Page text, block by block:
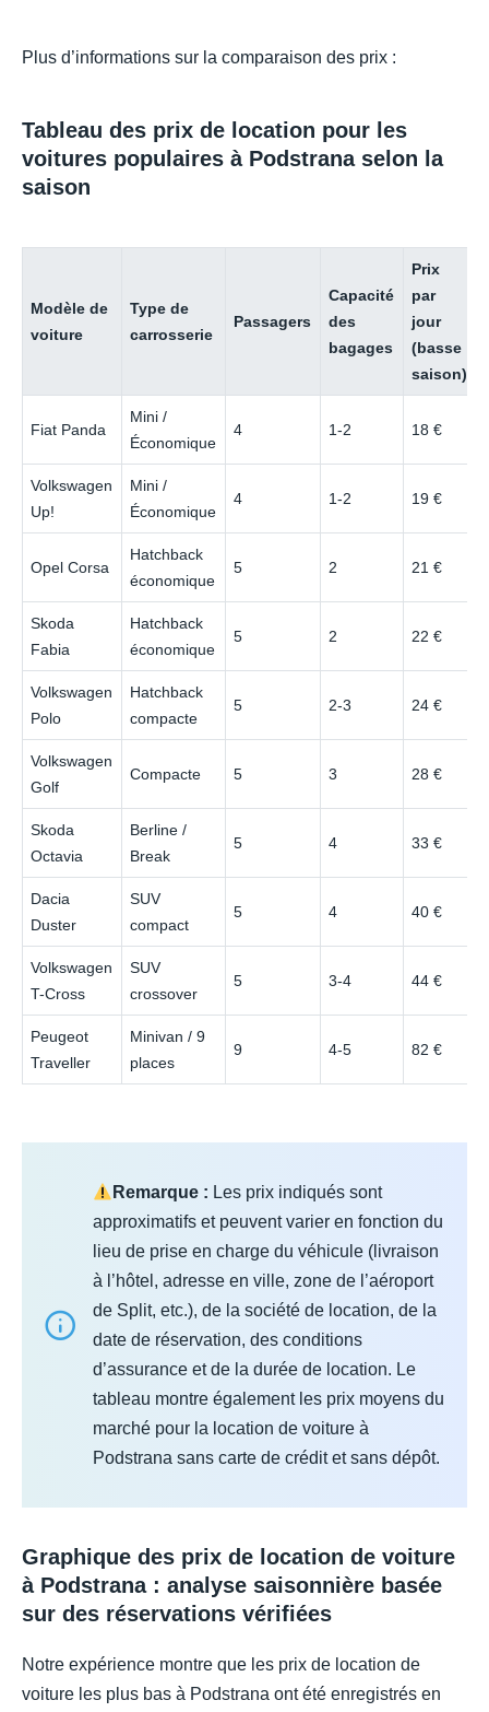
Plus d’informations sur la comparaison des prix :
Tableau des prix de location pour les
voitures populaires à Podstrana selon la
saison
Modèle de
voiture
Type de
carrosserie
Passagers
Capacité
des
bagages
Prix
par
jour
(basse
saison)
Fiat Panda
Mini /
Économique
4 1-2 18 €
Volkswagen
Up!
Mini /
Économique
4 1-2 19 €
Opel Corsa
Hatchback
économique
5 2 21 €
Skoda
Fabia
Hatchback
économique
5 2 22 €
Volkswagen
Polo
Hatchback
compacte
5 2-3 24 €
Volkswagen
Golf
Compacte 5 3 28 €
Skoda
Octavia
Berline /
Break
5 4 33 €
Dacia
Duster
SUV
compact
5 4 40 €
Volkswagen
T-Cross
SUV
crossover
5 3-4 44 €
Peugeot
Traveller
Minivan / 9
places
9 4-5 82 €
Remarque : Les prix indiqués sont
approximatifs et peuvent varier en fonction du
lieu de prise en charge du véhicule (livraison
à l’hôtel, adresse en ville, zone de l’aéroport
de Split, etc.), de la société de location, de la
date de réservation, des conditions
d’assurance et de la durée de location. Le
tableau montre également les prix moyens du
marché pour la location de voiture à
Podstrana sans carte de crédit et sans dépôt.
Graphique des prix de location de voiture
à Podstrana : analyse saisonnière basée
sur des réservations vérifiées
Notre expérience montre que les prix de location de
voiture les plus bas à Podstrana ont été enregistrés en